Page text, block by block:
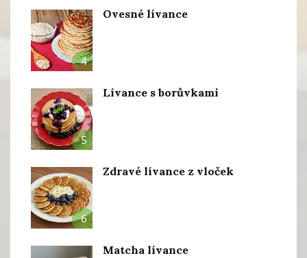
4
Ovesné lívance
5
Lívance s borůvkami
6
Zdravé lívance z vloček
Matcha lívance